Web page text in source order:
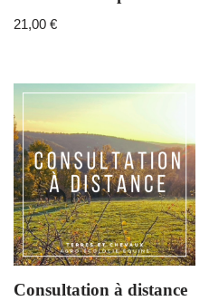
21,00 €
Consultation à distance